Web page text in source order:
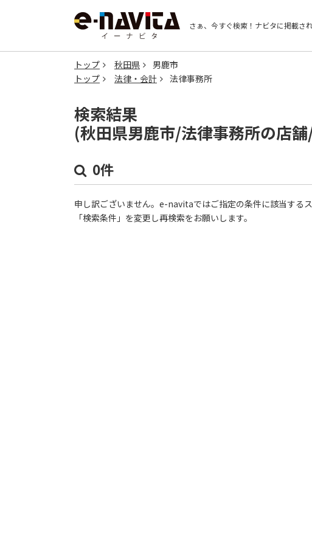
さぁ、今すぐ検索！ ナビタに掲載さ
トップ 秋田県
男鹿市
トップ
法律・会計 法律事務所
検索結果
(秋田県男鹿市/法律事務所の店舗/
0件
申し訳ございません。e-navitaではご指定の条件に該当する
「検索条件」を変更し再検索をお願いします。